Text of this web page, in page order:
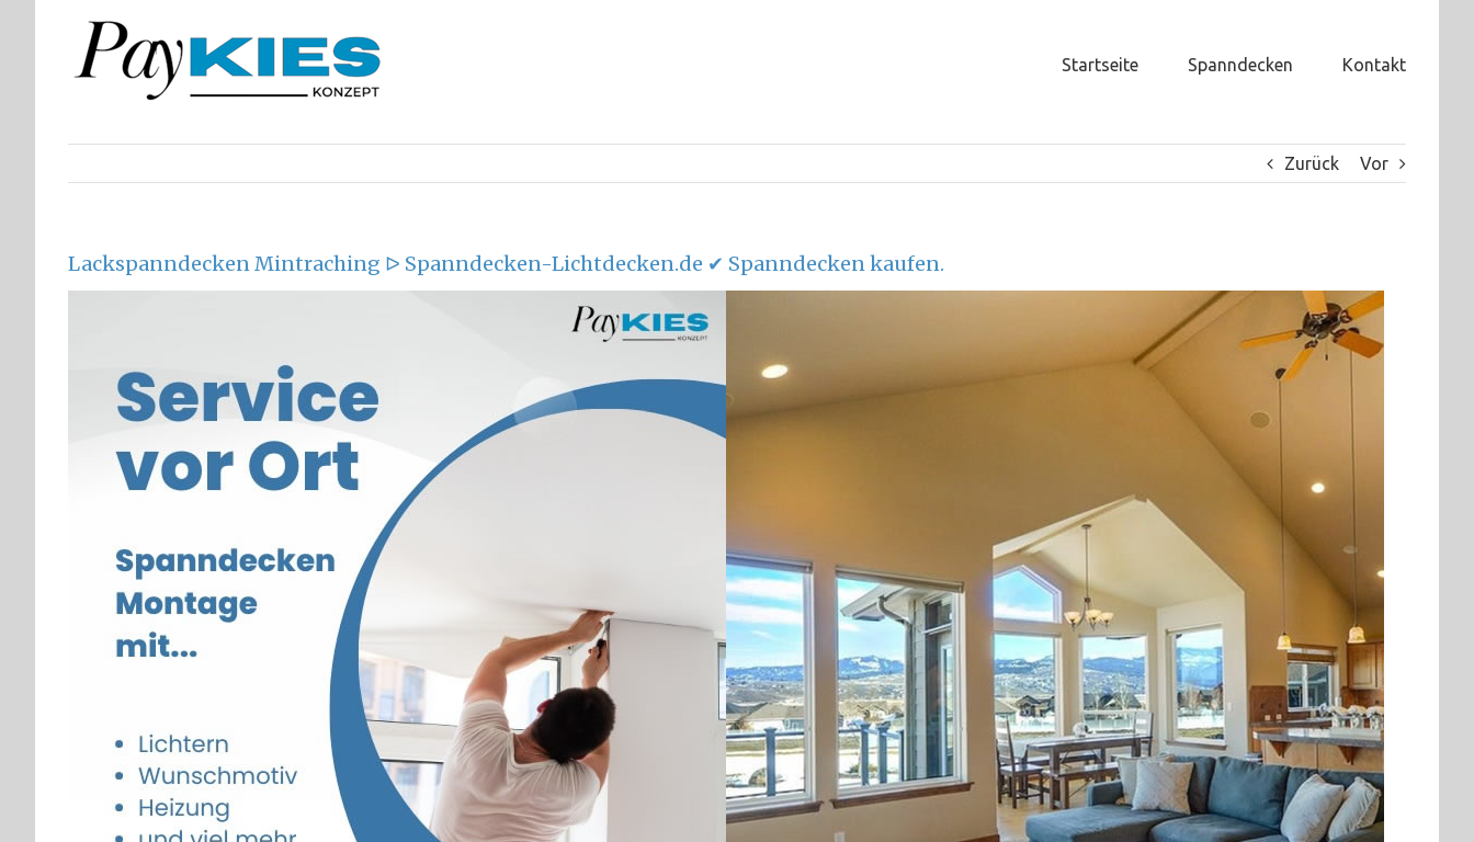
Startseite Spanndecken Kontakt
Zurück Vor
Lackspanndecken Mintraching ᐅ Spanndecken-Lichtdecken.de ✔ Spanndecken kaufen.